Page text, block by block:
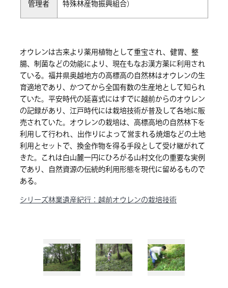
管理者
特殊林産物振興組合）
オウレンは古来より薬用植物として重宝され、健胃、整
腸、制菌などの効能により、現在もなお漢方薬に利用され
ている。福井県奥越地方の高標高の自然林はオウレンの生
育適地であり、かつてから全国有数の生産地として知られ
ていた。平安時代の延喜式にはすでに越前からのオウレン
の記録があり、江戸時代には栽培技術が普及して各地に販
売されていた。オウレンの栽培は、高標高地の自然林下を
利用して行われ、出作りによって営まれる焼畑などの土地
利用とセットで、換金作物を得る手段として受け継がれて
きた。これは白山麓一円にひろがる山村文化の重要な実例
であり、自然資源の伝統的利用形態を現代に留めるもので
ある。
シリーズ林業遺産紀行：越前オウレンの栽培技術